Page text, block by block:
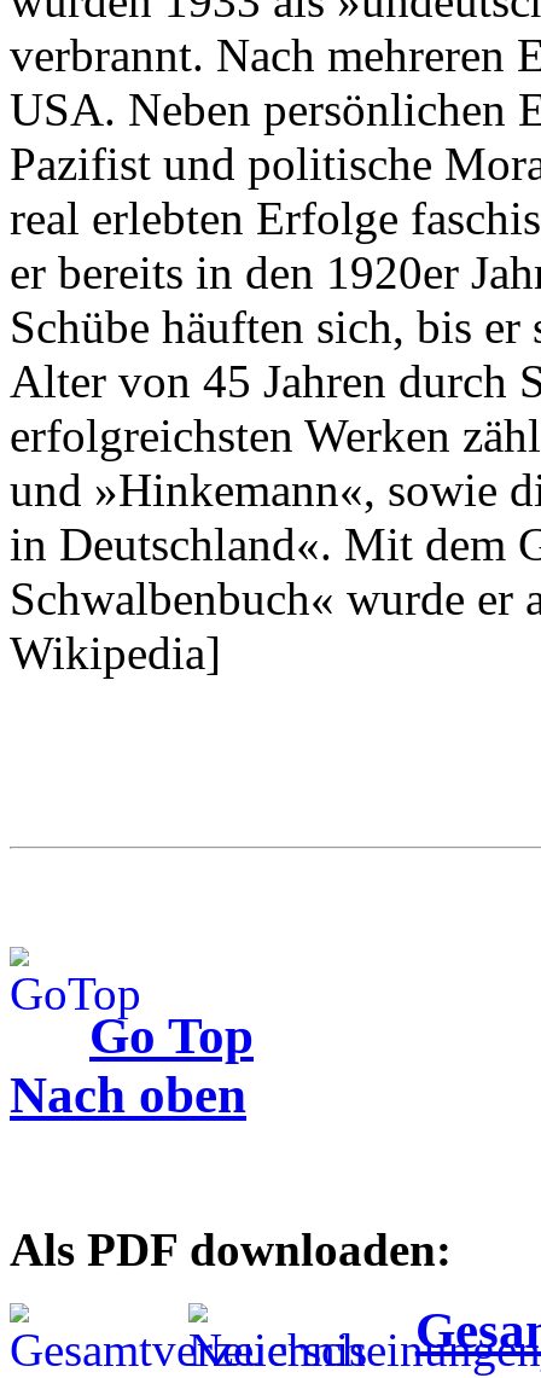
verbrannt. Nach mehreren
USA. Neben persönlichen
Pazifist und politische
real erlebten Erfolge
er bereits in den 1920er
Schübe häuften sich, bis
Alter von 45 Jahren durch
erfolgreichsten Werken
und »Hinkemann«, sowie
in Deutschland«. Mit dem
Schwalbenbuch« wurde
Wikipedia]
Go Top
Nach oben
Als PDF downloaden: